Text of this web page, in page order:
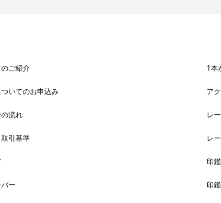
ご紹介
いてのお申込み
流れ
引基準
ー
1本
ア
レ
レ
印
印